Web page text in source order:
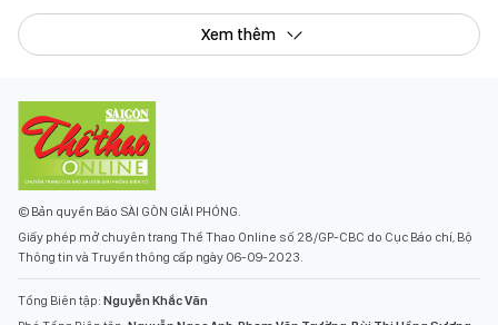
Xem thêm
© Bản quyền Báo SÀI GÒN GIẢI PHÓNG.
Giấy phép mở chuyên trang Thể Thao Online số 28/GP-CBC do Cục Báo chí, Bộ
Thông tin và Truyền thông cấp ngày 06-09-2023.
Tổng Biên tập: Nguyễn Khắc Văn